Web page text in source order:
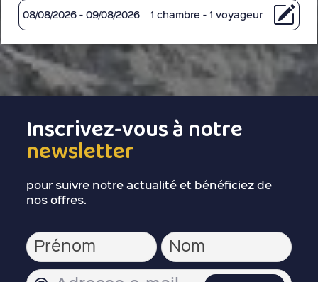
08/08/2026 - 09/08/2026 1 chambre - 1 voyageur
Inscrivez-vous à notre
newsletter
pour suivre notre actualité et bénéficiez de
nos offres.